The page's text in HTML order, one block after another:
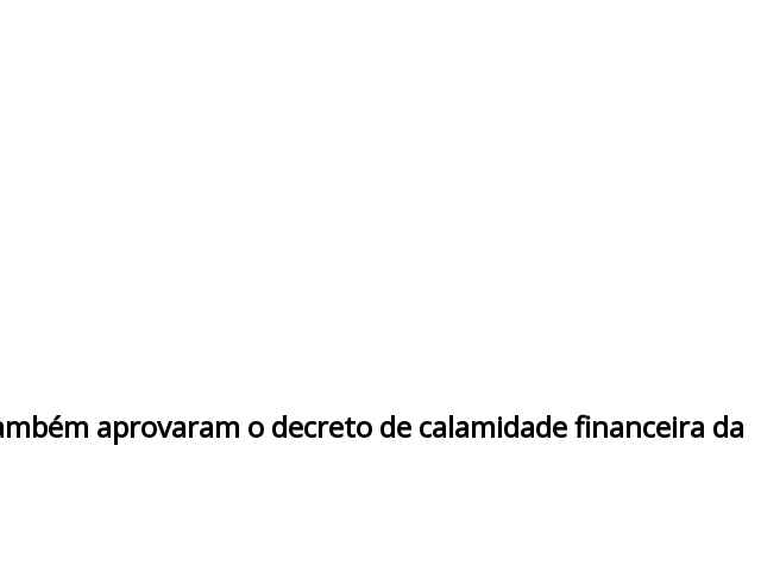
aprovaram o decreto de calamidade financeira da